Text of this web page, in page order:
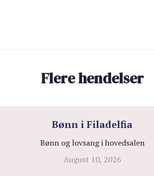
Flere hendelser
Bønn i Filadelfia
Bønn og lovsang i hovedsalen
August 10, 2026